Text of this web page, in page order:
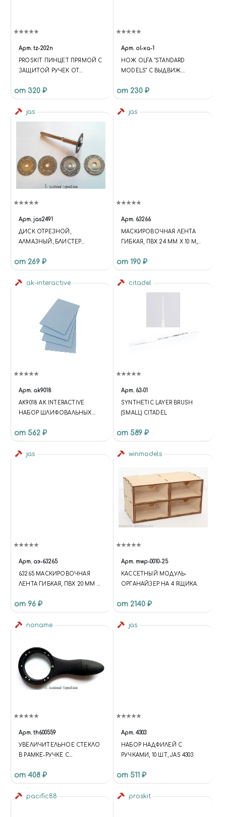
Арт. tz-202n
PROSKIT ПИНЦЕТ ПРЯМОЙ С
ЗАЩИТОЙ РУЧЕК ОТ
от 320 ₽
Арт. ol-xa-1
НОЖ OLFA "STANDARD
MODELS" С ВЫДВИЖ.
ПРОТИВОСКОЛЬЗЯЩИМ
ПОКР.,АВТОФИКСАТОР,9ММ
от 230 ₽
jas
Арт. jas2491
ДИСК ОТРЕЗНОЙ,
АЛМАЗНЫЙ, БЛИСТЕР
от 269 ₽
jas
Арт. 63266
МАСКИРОВОЧНАЯ ЛЕНТА
ГИБКАЯ, ПВХ 24 ММ Х 10 М,
от 190 ₽
ak-interactive
Арт. ak9018
AK9018 AK INTERACTIVE
НАБОР ШЛИФОВАЛЬНЫХ
от 562 ₽
citadel
Арт. 63-01
SYNTHETIC LAYER BRUSH
(SMALL) CITADEL
от 589 ₽
jas
Арт. аэ-63265
63265 МАСКИРОВОЧНАЯ
ЛЕНТА ГИБКАЯ, ПВХ 20 ММ Х
от 96 ₽
winmodels
Арт. mwp-0010-25
КАСCЕТНЫЙ МОДУЛЬ-
ОРГАНАЙЗЕР НА 4 ЯЩИКА.
от 2140 ₽
noname
Арт. th600559
УВЕЛИЧИТЕЛЬНОЕ СТЕКЛО
В РАМКЕ-РУЧКЕ С
от 408 ₽
jas
Арт. 4303
НАБОР НАДФИЛЕЙ С
РУЧКАМИ, 10 ШТ, JAS 4303
от 511 ₽
pacific88 proskit